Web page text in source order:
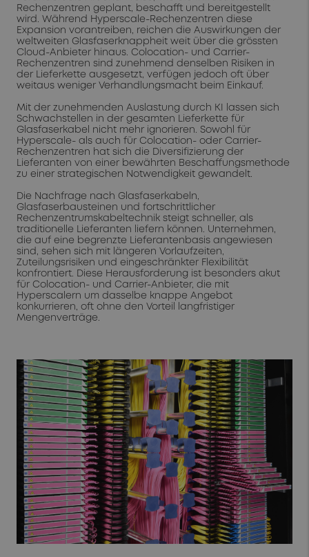
Rechenzentren geplant, beschafft und bereitgestellt
wird. Während Hyperscale-Rechenzentren diese
Expansion vorantreiben, reichen die Auswirkungen der
weltweiten Glasfaserknappheit weit über die grössten
Cloud-Anbieter hinaus. Colocation- und Carrier-
Rechenzentren sind zunehmend denselben Risiken in
der Lieferkette ausgesetzt, verfügen jedoch oft über
weitaus weniger Verhandlungsmacht beim Einkauf.
Mit der zunehmenden Auslastung durch KI lassen sich
Schwachstellen in der gesamten Lieferkette für
Glasfaserkabel nicht mehr ignorieren. Sowohl für
Hyperscale- als auch für Colocation- oder Carrier-
Rechenzentren hat sich die Diversifizierung der
Lieferanten von einer bewährten Beschaffungsmethode
zu einer strategischen Notwendigkeit gewandelt.
Die Nachfrage nach Glasfaserkabeln,
Glasfaserbausteinen und fortschrittlicher
Rechenzentrumskabeltechnik steigt schneller, als
traditionelle Lieferanten liefern können. Unternehmen,
die auf eine begrenzte Lieferantenbasis angewiesen
sind, sehen sich mit längeren Vorlaufzeiten,
Zuteilungsrisiken und eingeschränkter Flexibilität
konfrontiert. Diese Herausforderung ist besonders akut
für Colocation- und Carrier-Anbieter, die mit
Hyperscalern um dasselbe knappe Angebot
konkurrieren, oft ohne den Vorteil langfristiger
Mengenverträge.